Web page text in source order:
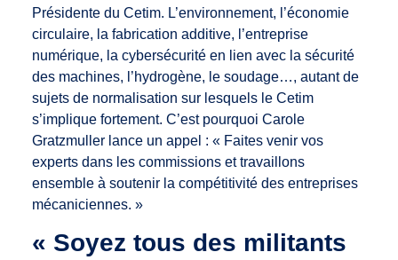
Présidente du Cetim. L’environnement, l’économie
circulaire, la fabrication additive, l’entreprise
numérique, la cybersécurité en lien avec la sécurité
des machines, l’hydrogène, le soudage…, autant de
sujets de normalisation sur lesquels le Cetim
s’implique fortement. C’est pourquoi Carole
Gratzmuller lance un appel : « Faites venir vos
experts dans les commissions et travaillons
ensemble à soutenir la compétitivité des entreprises
mécaniciennes. »
« Soyez tous des militants